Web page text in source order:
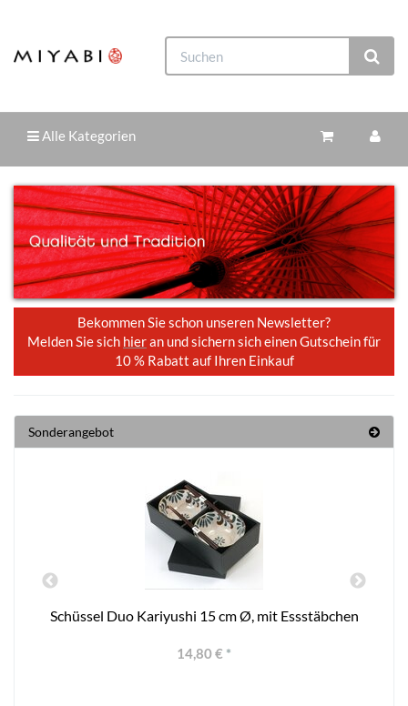
Alle Kategorien
Bekommen Sie schon unseren Newsletter?
Melden Sie sich hieran und sichern sich einen Gutschein für
10 % Rabatt auf Ihren Einkauf
Sonderangebot
Schüssel Duo Kariyushi 15 cm Ø, mit Essstäbchen
14,80 € *